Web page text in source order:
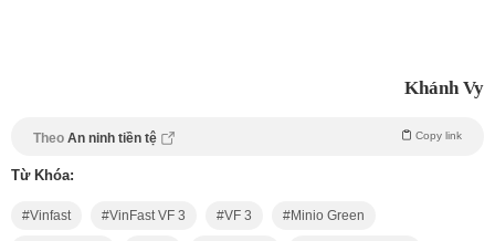
Khánh Vy
Theo An ninh tiền tệ Copy link
Từ Khóa:
Vinfast VinFast VF 3 VF 3 Minio Green